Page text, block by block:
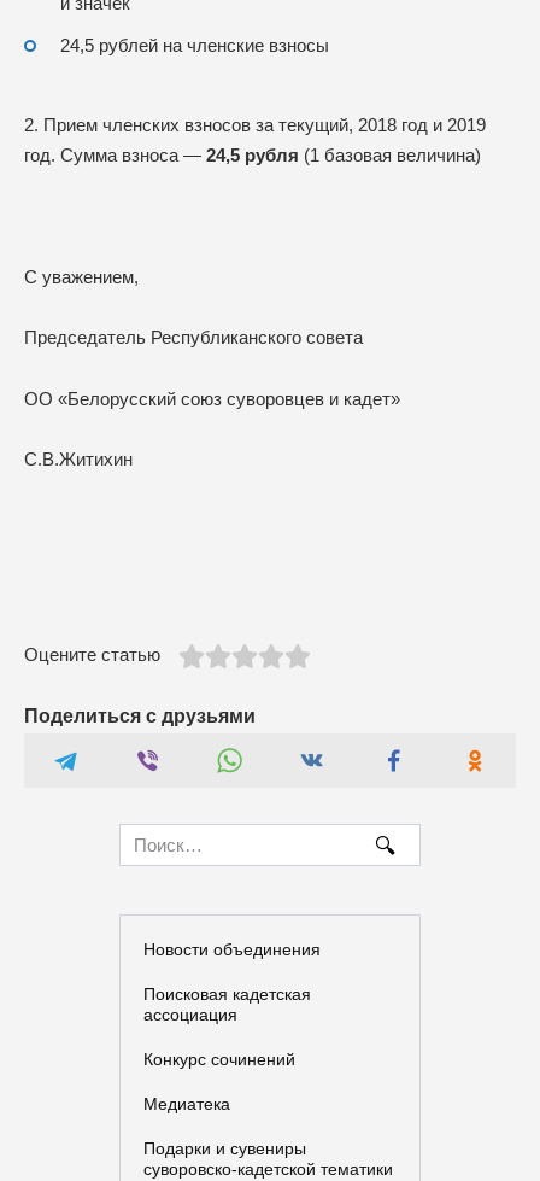
24,5 рублей на членские взносы
2. Прием членских взносов за текущий, 2018 год и 2019
год. Сумма взноса — 24,5 рубля (1 базовая величина)
С уважением,
Председатель Республиканского совета
ОО «Белорусский союз суворовцев и кадет»
С.В.Житихин
Оцените статью
Поделиться с друзьями
for:
Новости объединения
Поисковая кадетская
ассоциация
Конкурс сочинений
Медиатека
Подарки и сувениры
суворовско-кадетской тематики